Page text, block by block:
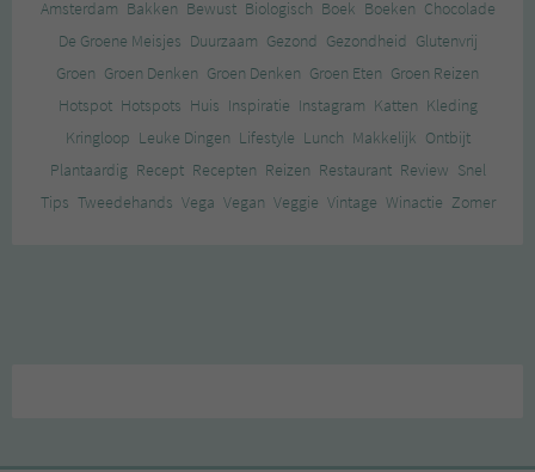
Amsterdam Bakken Bewust Biologisch Boek Boeken Chocolade
De Groene Meisjes Duurzaam Gezond Gezondheid Glutenvrij
Groen Groen Denken Groen Denken Groen Eten Groen Reizen
Hotspot Hotspots Huis Inspiratie Instagram Katten Kleding
Kringloop Leuke Dingen Lifestyle Lunch Makkelijk Ontbijt
Plantaardig Recept Recepten Reizen Restaurant Review Snel
Tips Tweedehands Vega Vegan Veggie Vintage Winactie Zomer